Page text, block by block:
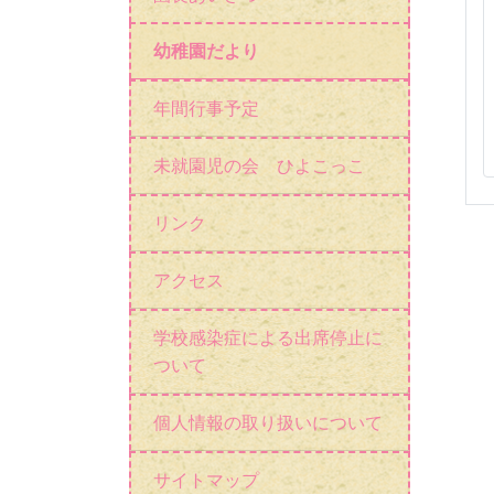
幼稚園だより
年間行事予定
未就園児の会 ひよこっこ
リンク
アクセス
学校感染症による出席停止に
ついて
個人情報の取り扱いについて
サイトマップ